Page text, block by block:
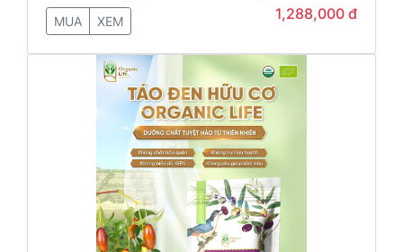
MUA XEM 1,288,000 đ